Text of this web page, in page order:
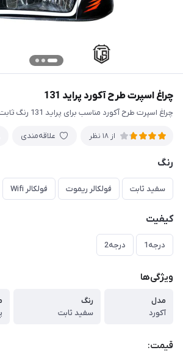
چراغ اسپرت طرح آکورد پراید 131
چراغ اسپرت طرح آکورد مناسب برای پراید 131 رنگ ثابت+فولکالر
از 18 نظر علاقه‌مندی
رنگ
سفید ثابت فولکالر ریموت فولکالر Wifi
کیفیت
درجه1 درجه2
ویژگی‌ها
مدل
آکورد
رنگ
سفید ثابت
قیمت: